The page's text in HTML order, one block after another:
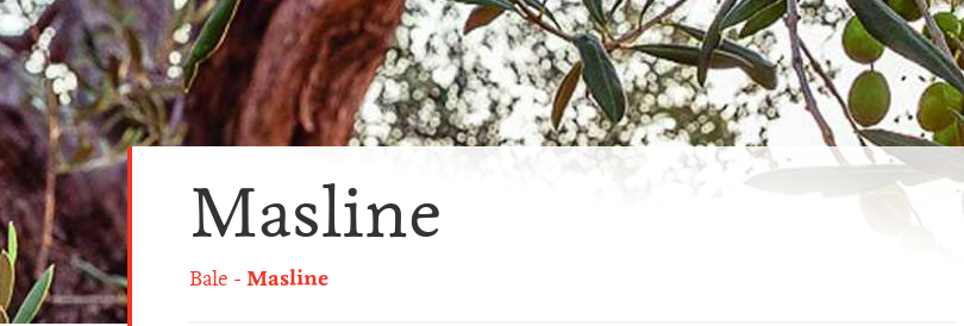
Masline
Bale Masline